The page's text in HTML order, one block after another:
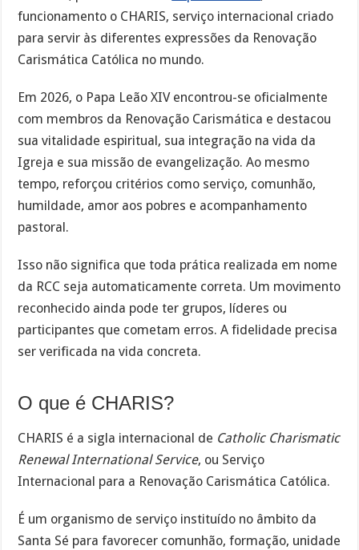
funcionamento o CHARIS, serviço internacional criado
para servir às diferentes expressões da Renovação
Carismática Católica no mundo.
Em 2026, o Papa Leão XIV encontrou-se oficialmente
com membros da Renovação Carismática e destacou
sua vitalidade espiritual, sua integração na vida da
Igreja e sua missão de evangelização. Ao mesmo
tempo, reforçou critérios como serviço, comunhão,
humildade, amor aos pobres e acompanhamento
pastoral.
Isso não significa que toda prática realizada em nome
da RCC seja automaticamente correta. Um movimento
reconhecido ainda pode ter grupos, líderes ou
participantes que cometam erros. A fidelidade precisa
ser verificada na vida concreta.
O que é CHARIS?
CHARIS é a sigla internacional de Catholic Charismatic
Renewal International Service, ou Serviço
Internacional para a Renovação Carismática Católica.
É um organismo de serviço instituído no âmbito da
Santa Sé para favorecer comunhão, formação, unidade